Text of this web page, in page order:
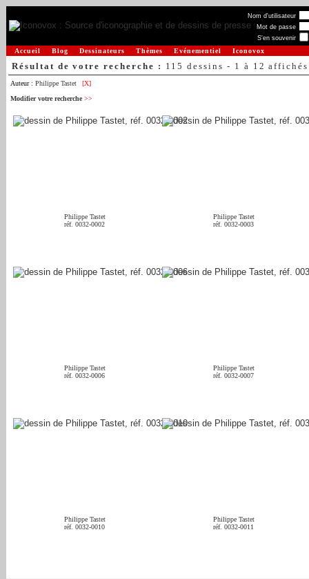
Nom d'utilisateur
Mot de passe
S'en souvenir
Accueil Blog Dessinateurs Thèmes Evénementiel Iconovox
Résultat de votre recherche : 115 dessins - 1 à 12 affichés
Auteur : Philippe Tastet
[X]
Modifier votre recherche >>
Philippe Tastet
réf. 0032-0002
Philippe Tastet
réf. 0032-0003
Philippe Tastet
réf. 0032-0006
Philippe Tastet
réf. 0032-0007
Philippe Tastet
réf. 0032-0010
Philippe Tastet
réf. 0032-0011